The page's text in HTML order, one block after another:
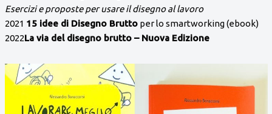
Esercizi e proposte per usare il disegno al lavoro
2021 15 idee di Disegno Bruttoper lo smartworking (ebook)
2022La via del disegno brutto – Nuova Edizione